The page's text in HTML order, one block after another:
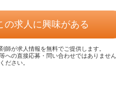
の求人に興味がある
師が求人情報を無料でご提供します。
への直接応募・問い合わせではありません
ださい。